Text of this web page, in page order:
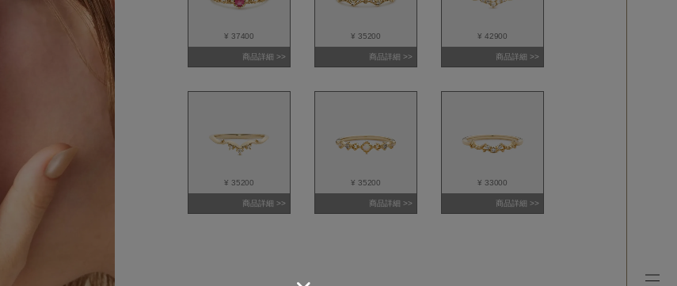
¥ 37400
商品詳細 >>
¥ 35200
商品詳細 >>
¥ 42900
商品詳細 >>
¥ 35200
商品詳細 >>
¥ 35200
商品詳細 >>
¥ 33000
商品詳細 >>